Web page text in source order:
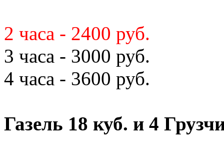
2 часа - 2400 руб.
3 часа - 3000 руб.
4 часа - 3600 руб.
Газель 18 куб. и 4